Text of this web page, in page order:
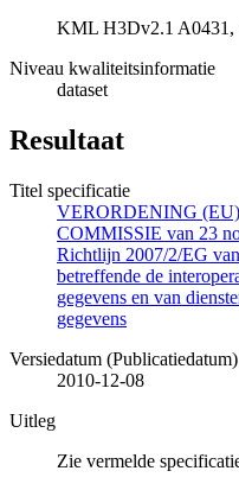
KML H3Dv2.1 A0431,
Niveau kwaliteitsinformatie
dataset
Resultaat
Titel specificatie
VERORDENING
COMMISSIE van 23
Richtlijn 2007/2/EG
betreffende de
gegevens en van
gegevens
Versiedatum (Publicatiedatum)
2010-12-08
Uitleg
Zie vermelde